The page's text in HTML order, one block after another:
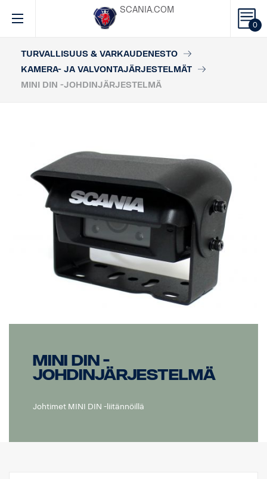
0
SCANIA.COM
TURVALLISUUS & VARKAUDENESTO
KAMERA- JA VALVONTAJÄRJESTELMÄT
MINI DIN -JOHDINJÄRJESTELMÄ
MINI DIN -
johdinjärjestelmä
Johtimet MINI DIN -liitännöillä